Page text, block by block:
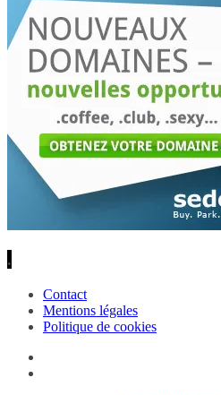
.
Contact
Mentions légales
Politique de cookies